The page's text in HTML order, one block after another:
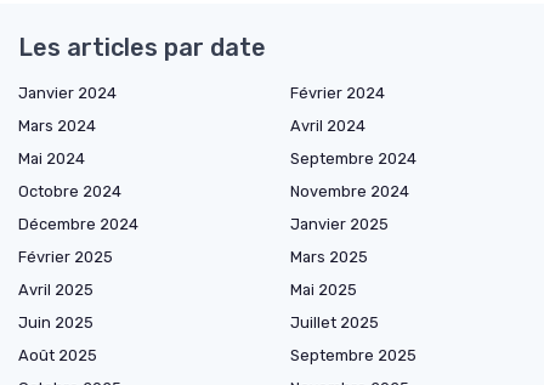
Les articles par date
Janvier 2024
Février 2024
Mars 2024
Avril 2024
Mai 2024
Septembre 2024
Octobre 2024
Novembre 2024
Décembre 2024
Janvier 2025
Février 2025
Mars 2025
Avril 2025
Mai 2025
Juin 2025
Juillet 2025
Août 2025
Septembre 2025